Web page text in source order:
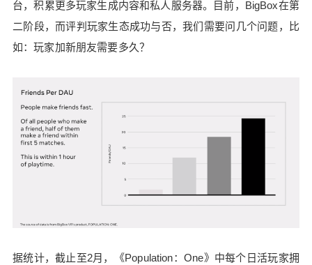
台，积累更多玩家生成内容和私人服务器。目前，BigBox在第
二阶段，而评判玩家生态成功与否，我们需要问几个问题，比
如：玩家加新朋友需要多久？
据统计，截止至2月，《Population：One》中每个日活玩家拥